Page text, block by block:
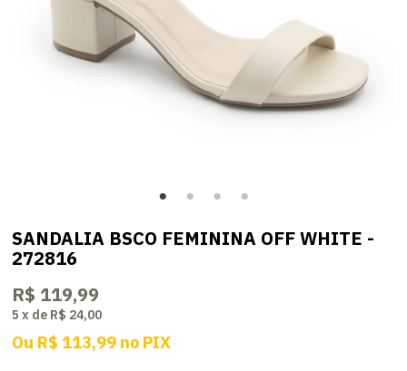
SANDALIA BSCO FEMININA OFF WHITE -
272816
R$ 119,99
5 x de R$ 24,00
Ou R$ 113,99 no PIX